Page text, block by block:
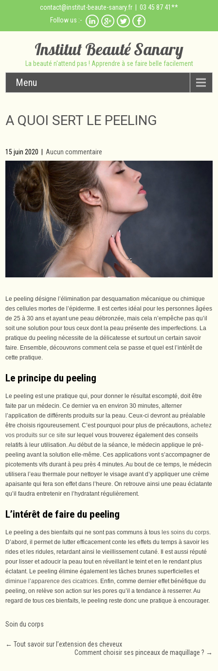
contact@institut-beaute-sanary.fr | 03 45 87 41**
Follow us :-
Institut Beauté Sanary
La beauté n'attend pas ! Apprendre à se faire belle facilement
Menu
A QUOI SERT LE PEELING
15 juin 2020 Aucun commentaire
Le peeling désigne l’élimination par desquamation mécanique ou chimique
des cellules mortes de l’épiderme. Il est certes idéal pour les personnes âgées
de 25 à 30 ans et ayant une peau débronzée, mais cela n’empêche pas qu’il
soit une solution pour tous ceux dont la peau présente des imperfections. La
pratique du peeling nécessite de la délicatesse et surtout un certain savoir
faire. Ensemble, découvrons comment cela se passe et quel est l’intérêt de
cette pratique.
Le principe du peeling
Le peeling est une pratique qui, pour donner le résultat escompté, doit être
faite par un médecin. Ce dernier va en environ 30 minutes, alterner
l’application de différents produits sur la peau. Ceux-ci devront au préalable
être choisis rigoureusement. C’est pourquoi pour plus de précautions,achetez
vos produits sur ce site sur lequel vous trouverez également des conseils
relatifs à leur utilisation. Au début de la séance, le médecin applique le pré-
peeling avant la solution elle-même. Ces applications vont s’accompagner de
picotements vifs durant à peu près 4 minutes. Au bout de ce temps, le médecin
utilisera l’eau thermale pour nettoyer le visage avant d’y appliquer une crème
apaisante qui fera son effet dans l’heure. On retrouve ainsi une peau éclatante
qu’il faudra entretenir en l’hydratant régulièrement.
L’intérêt de faire du peeling
Le peeling a des bienfaits qui ne sont pas communs à tous les soins du corps.
D’abord, il permet de lutter efficacement conte les effets du temps à savoir les
rides et les ridules, retardant ainsi le vieillissement cutané. Il est aussi réputé
pour lisser et adoucir la peau tout en réveillant le teint et en le rendant plus
éclatant. Le peeling élimine également les tâches brunes superficielles et
diminue l’apparence des cicatrices. Enfin, comme dernier effet bénéfique du
peeling, on relève son action sur les pores qu’il a tendance à resserrer. Au
regard de tous ces bienfaits, le peeling reste donc une pratique à encourager.
Soin du corps
Post
← Tout savoir sur l’extension des cheveux
Comment choisir ses pinceaux de maquillage ? →